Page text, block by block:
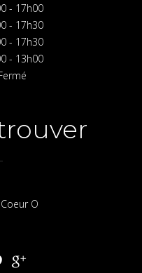
- 17h00
- 17h30
- 17h30
- 13h00
O